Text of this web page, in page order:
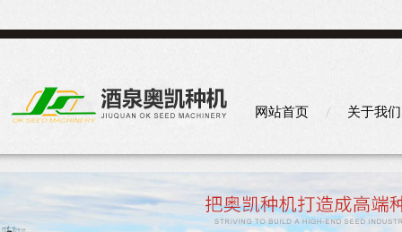
网站首页 关于我们